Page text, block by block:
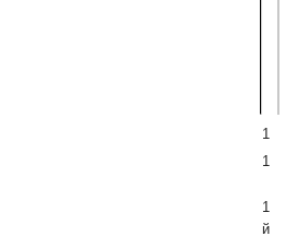
1
1
1
й